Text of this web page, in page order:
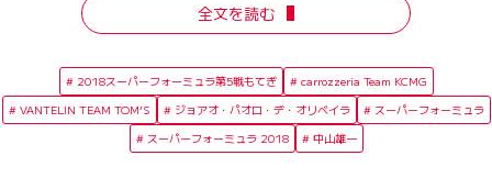
全文を読む
2018スーパーフォーミュラ第5戦もてぎ
carrozzeria Team KCMG
VANTELIN TEAM TOM’S
ジョアオ・パオロ・デ・オリベイラ
スーパーフォーミュラ
スーパーフォーミュラ 2018
中山雄一